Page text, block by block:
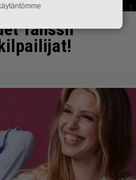
Tanssii